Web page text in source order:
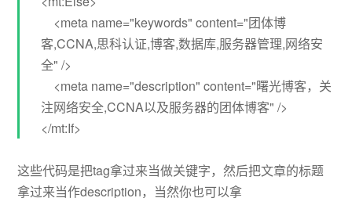
<meta name="keywords" content="团体博
客,CCNA,思科认证,博客,数据库,服务器管理,网络安
全" />
<meta name="description" content="曙光博客，关
注网络安全,CCNA以及服务器的团体博客" />
</mt:If>
这些代码是把tag拿过来当做关键字，然后把文章的标题
拿过来当作description，当然你也可以拿